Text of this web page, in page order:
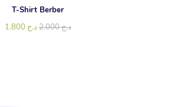
T-Shirt Berber
د.ج2.000 د.ج